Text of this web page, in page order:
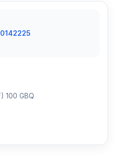
100 GBQ